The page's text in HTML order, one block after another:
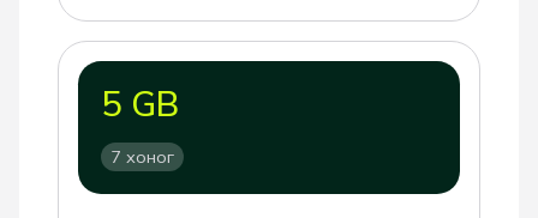
5 GB
7 хоног